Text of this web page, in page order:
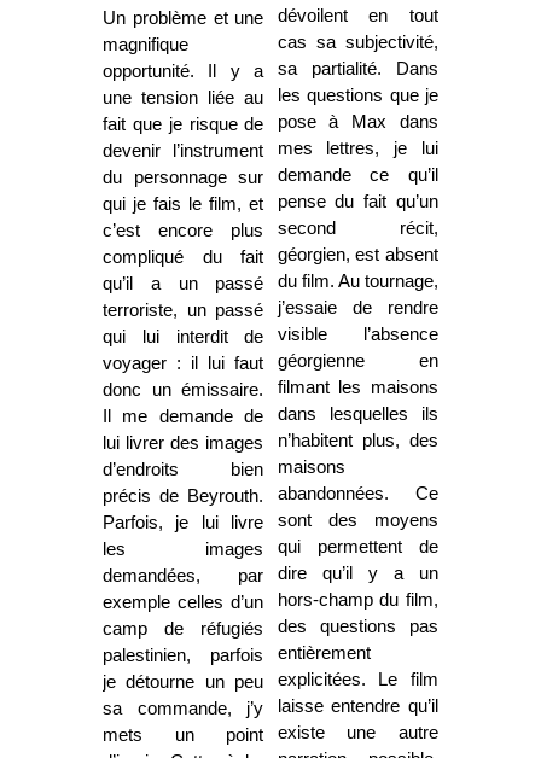
Un problème et une
magnifique
opportunité. Il y a
une tension liée au
fait que je risque de
devenir l’instrument
du personnage sur
qui je fais le film, et
c’est encore plus
compliqué du fait
qu’il a un passé
terroriste, un passé
qui lui interdit de
voyager : il lui faut
donc un émissaire.
Il me demande de
lui livrer des images
d’endroits bien
précis de Beyrouth.
Parfois, je lui livre
les images
demandées, par
exemple celles d’un
camp de réfugiés
palestinien, parfois
je détourne un peu
sa commande, j’y
mets un point
dévoilent en tout
cas sa subjectivité,
sa partialité. Dans
les questions que je
pose à Max dans
mes lettres, je lui
demande ce qu’il
pense du fait qu’un
second récit,
géorgien, est absent
du film. Au tournage,
j’essaie de rendre
visible l’absence
géorgienne en
filmant les maisons
dans lesquelles ils
n’habitent plus, des
maisons
abandonnées. Ce
sont des moyens
qui permettent de
dire qu’il y a un
hors-champ du film,
des questions pas
entièrement
explicitées. Le film
laisse entendre qu’il
existe une autre